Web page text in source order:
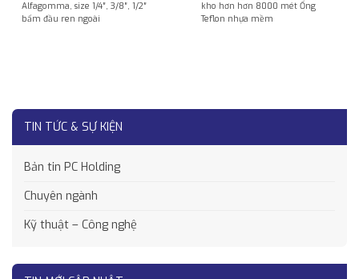
TIN TỨC & SỰ KIỆN
Bản tin PC Holding
Chuyên ngành
Kỹ thuật – Công nghệ
Alfagomma, size 1/4″, 3/8″, 1/2″
bấm đầu ren ngoài
kho hơn hơn 8000 mét Ống
Teflon nhựa mềm